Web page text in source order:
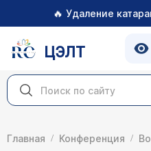
🔥 Удаление
ЦЭЛТ
Главная Конференция